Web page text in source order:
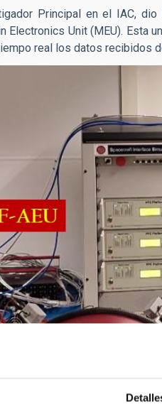
Principal en el IAC,
Unit (MEU). Esta
real los datos